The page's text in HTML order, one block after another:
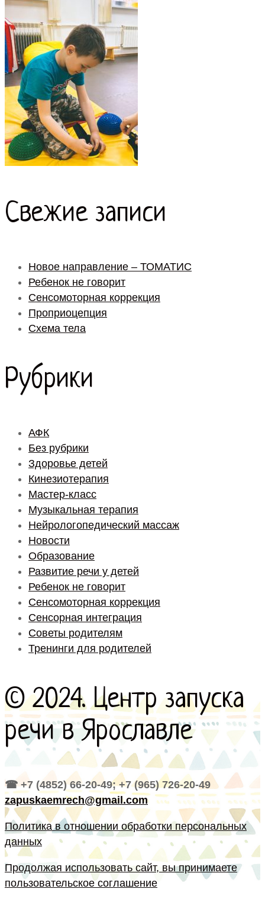
Свежие записи
Новое направление – ТОМАТИС
Ребенок не говорит
Сенсомоторная коррекция
Проприоцепция
Схема тела
Рубрики
АФК
Без рубрики
Здоровье детей
Кинезиотерапия
Мастер-класс
Музыкальная терапия
Нейрологопедический массаж
Новости
Образование
Развитие речи у детей
Ребенок не говорит
Сенсомоторная коррекция
Сенсорная интеграция
Советы родителям
Тренинги для родителей
© 2024. Центр запуска
речи в Ярославле
☎ +7 (4852) 66-20-49; +7 (965) 726-20-49
zapuskaemrech@gmail.com
Политика в отношении обработки персональных
данных
Продолжая использовать сайт, вы принимаете
пользовательское соглашение